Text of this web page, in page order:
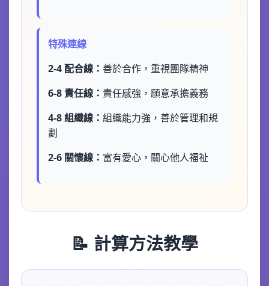
特殊連線
2-4 配合線： 善於合作，重視團隊精神
6-8 責任線： 責任感強，願意承擔義務
4-8 組織線： 組織能力強，善於管理和規
劃
2-6 關懷線： 富有愛心，關心他人福祉
📝 計算方法教學